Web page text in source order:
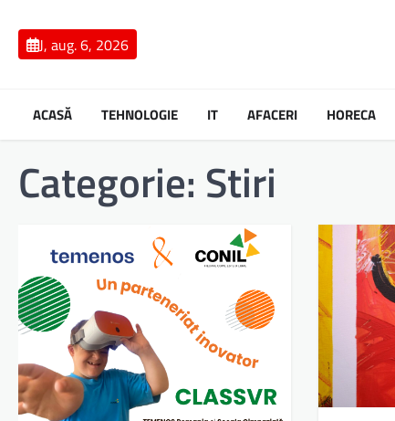
contentJ, aug. 6, 2026
ACASĂ TEHNOLOGIE IT AFACERI HORECA
Categorie: Stiri